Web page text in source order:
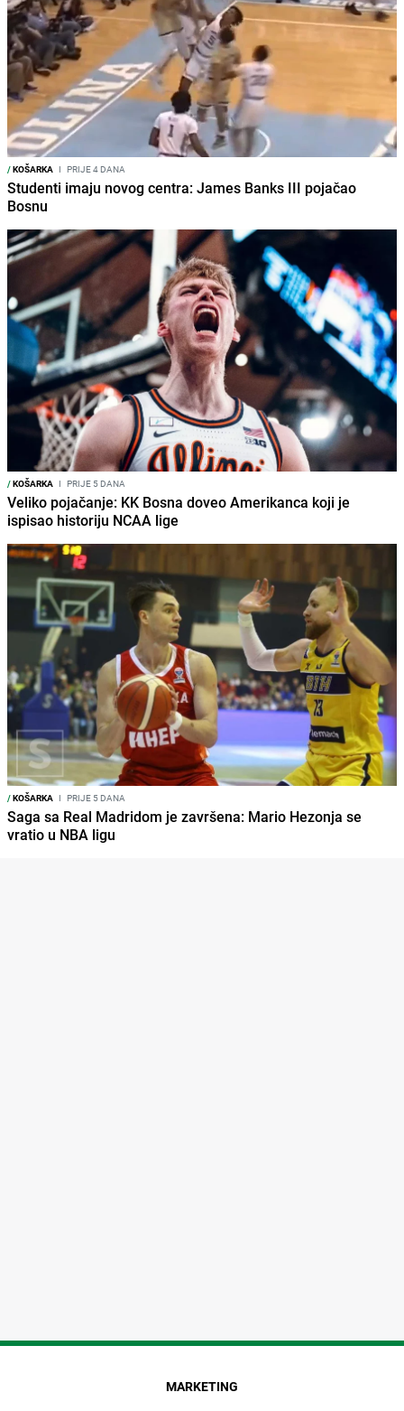
/KOŠARKA I PRIJE 4 DANA
Studenti imaju novog centra: James Banks III pojačao
Bosnu
/KOŠARKA I PRIJE 5 DANA
Veliko pojačanje: KK Bosna doveo Amerikanca koji je
ispisao historiju NCAA lige
/KOŠARKA I PRIJE 5 DANA
Saga sa Real Madridom je završena: Mario Hezonja se
vratio u NBA ligu
MARKETING